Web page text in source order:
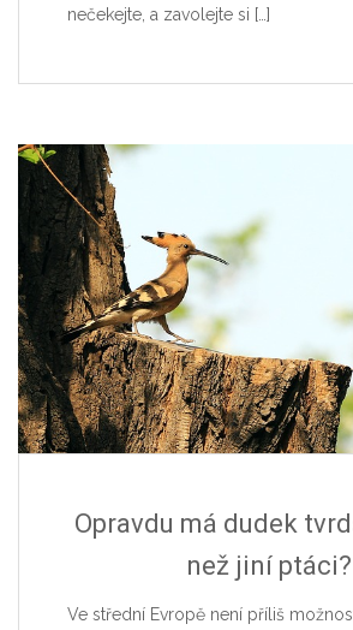
nečekejte, a zavolejte si […]
Opravdu má dudek
než jiní ptáci?
Ve střední Evropě není příliš